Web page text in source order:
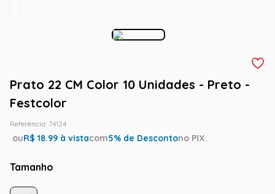
Prato 22 CM Color 10 Unidades - Preto -
Festcolor
Referência: 74124
ouR$ 18.99 à vistacom5% de Descontono PIX.
Tamanho